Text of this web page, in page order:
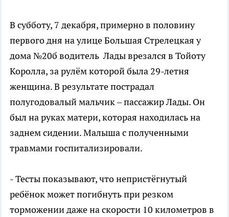
В субботу, 7 декабря, примерно в половину
первого дня на улице Большая Стрелецкая у
дома №20б водитель Лады врезался в Тойоту
Королла, за рулём которой была 29-летня
женщина. В результате пострадал
полугодовалый мальчик – пассажир Лады. Он
был на руках матери, которая находилась на
заднем сидении. Малыша с полученными
травмами госпитализировали.
- Тесты показывают, что непристёгнутый
ребёнок может погибнуть при резком
торможении даже на скорости 10 километров в